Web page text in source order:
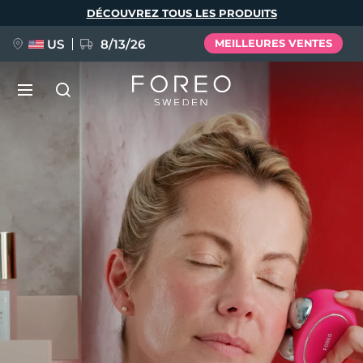
DÉCOUVREZ TOUS LES PRODUITS
US 8/13/26 MEILLEURES VENTES
FAQ™ Pure Beauty-Tech Elixir
BREAKING NEWS
issa™ Teeth Whitening Set
Deutsch
Español
Italiano
Português
Svenska
Русский
简体中文 繁體中文